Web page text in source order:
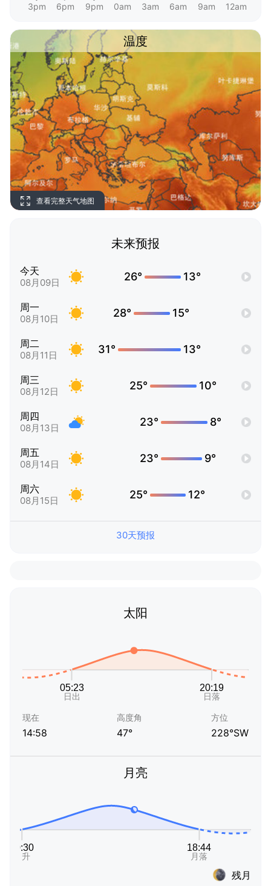
3pm 6pm 9pm 0am 3am 6am 9am 12am
温度
查看完整天气地图
未来预报
今天
08月09日 26° 13°
周一
08月10日 28° 15°
周二
08月11日 31° 13°
周三
08月12日 25° 10°
周四
08月13日 23° 8°
周五
08月14日 23° 9°
周六
08月15日 25° 12°
30天预报
太阳
现在
14:58
高度角
47°
方位
228°SW
月亮
残月